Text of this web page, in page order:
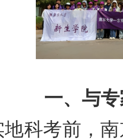
一、与
地科考前，